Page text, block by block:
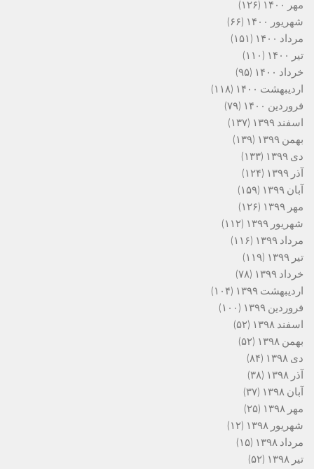
مهر ۱۴۰۰
(۱۲۶)
شهریور ۱۴۰۰
(۶۶)
مرداد ۱۴۰۰
(۱۵۱)
تیر ۱۴۰۰
(۱۱۰)
خرداد ۱۴۰۰
(۹۵)
اردیبهشت ۱۴۰۰
(۱۱۸)
فروردین ۱۴۰۰
(۷۹)
اسفند ۱۳۹۹
(۱۳۷)
بهمن ۱۳۹۹
(۱۳۹)
دی ۱۳۹۹
(۱۳۳)
آذر ۱۳۹۹
(۱۲۴)
آبان ۱۳۹۹
(۱۵۹)
مهر ۱۳۹۹
(۱۲۶)
شهریور ۱۳۹۹
(۱۱۲)
مرداد ۱۳۹۹
(۱۱۶)
تیر ۱۳۹۹
(۱۱۹)
خرداد ۱۳۹۹
(۷۸)
اردیبهشت ۱۳۹۹
(۱۰۴)
فروردین ۱۳۹۹
(۱۰۰)
اسفند ۱۳۹۸
(۵۲)
بهمن ۱۳۹۸
(۵۲)
دی ۱۳۹۸
(۸۴)
آذر ۱۳۹۸
(۳۸)
آبان ۱۳۹۸
(۳۷)
مهر ۱۳۹۸
(۲۵)
شهریور ۱۳۹۸
(۱۲)
مرداد ۱۳۹۸
(۱۵)
تیر ۱۳۹۸
(۵۲)